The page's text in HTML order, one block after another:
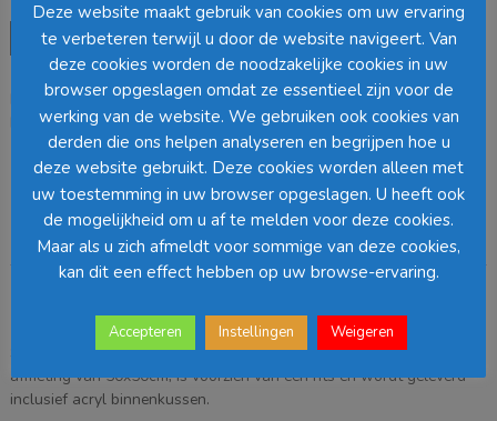
Kussen
Slak
50x50cm
kleuren)
aantal
Toevoegen aan winkelwagen
EAN:7141042256222 SKU: N/B Categorie:Kussens 50 x 50 cm
Loading...
Barcode :
Beschrijving Aanvullende informatie
Beschrijving
Sierkussen met een slak design. Dit katoenen sierkussen heeft een
afmeting van 50x50cm, is voorzien van een rits en wordt geleverd
inclusief acryl binnenkussen.
Deze website maakt gebruik van cookies om uw ervaring
te verbeteren terwijl u door de website navigeert. Van
deze cookies worden de noodzakelijke cookies in uw
browser opgeslagen omdat ze essentieel zijn voor de
werking van de website. We gebruiken ook cookies van
derden die ons helpen analyseren en begrijpen hoe u
deze website gebruikt. Deze cookies worden alleen met
uw toestemming in uw browser opgeslagen. U heeft ook
de mogelijkheid om u af te melden voor deze cookies.
Maar als u zich afmeldt voor sommige van deze cookies,
kan dit een effect hebben op uw browse-ervaring.
Accepteren Instellingen Weigeren